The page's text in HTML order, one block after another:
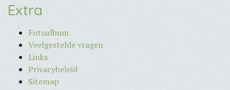
Extra
Fotoalbum
Veelgestelde vragen
Links
Privacybeleid
Sitemap